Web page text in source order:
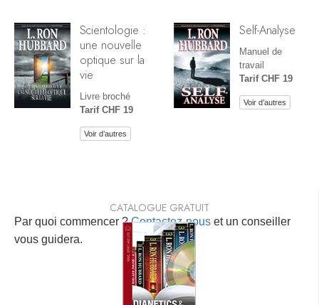
Scientologie :
une nouvelle
optique sur la
vie
Livre broché
Tarif CHF 19
Voir d’autres
Self-Analyse
Manuel de
travail
Tarif CHF 19
Voir d’autres
Par quoi commencer ?Contactez-nous et un conseiller
vous guidera.
CATALOGUE GRATUIT